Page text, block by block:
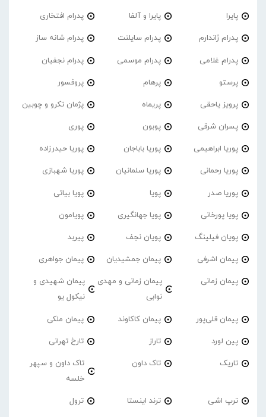
پایرا پایرا و آلفا پدرام افتخاری
پدرام ژاندارم پدرام‌ سایلنت پدرام شانه ساز
پدرام غلامی پدرام موسمی پدرام نجفیان
پرستو پرهام پروفسور
پرویز یاحقی پریماه پژمان تکرو و چوبین
پسران شرقی پوبون پوری
پوریا ابراهیمی پوریا باباجان پوریا حیدرزاده
پوریا رحمانی پوریا سلمانیان پوریا شهبازی
پوریا صدر پویا پویا بیاتی
پویا پورخانی پویا جهانگیری پویامون
پویان فیلینگ پویان نجف پیربد
پیمان اشرفی پیمان جمشیدیان پیمان جواهری
پیمان زمانی
پیمان زمانی و مهدی
نوابی
پیمان شهیدی و
نیکول یو
پیمان قلی‌پور پیمان کاکاوند پیمان ملکی
پین لورد تاراز تارخ تهرانی
تاریک تاک داون
تاک داون و سپهر
خلسه
ترپ اشی ترند اینستا ترول